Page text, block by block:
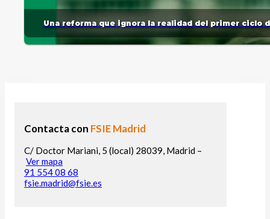
Una reforma que ignora la realidad del primer ciclo
Contacta con FSIE Madrid
C/ Doctor Mariani, 5 (local) 28039, Madrid –
Ver mapa
91 554 08 68
fsie.madrid@fsie.es